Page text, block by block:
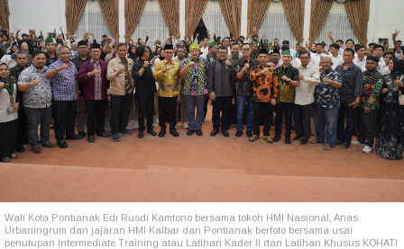
Wali Kota Pontianak Edi Rusdi Kamtono bersama tokoh HMI Nasional, Anas
Urbaningrum dan jajaran HMI Kalbar dan Pontianak berfoto bersama usai
penutupan Intermediate Training atau Latihan Kader II dan Latihan Khusus KOHATI